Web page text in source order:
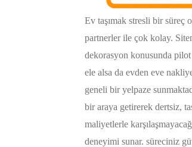
Ev taşımak stresli bir süreç
partnerler ile çok kolay.
dekorasyon konusunda
ele alsa da evden eve
geneli bir yelpaze
bir araya getirerek dertsiz,
maliyetlerle
deneyimi sunar. süreciniz